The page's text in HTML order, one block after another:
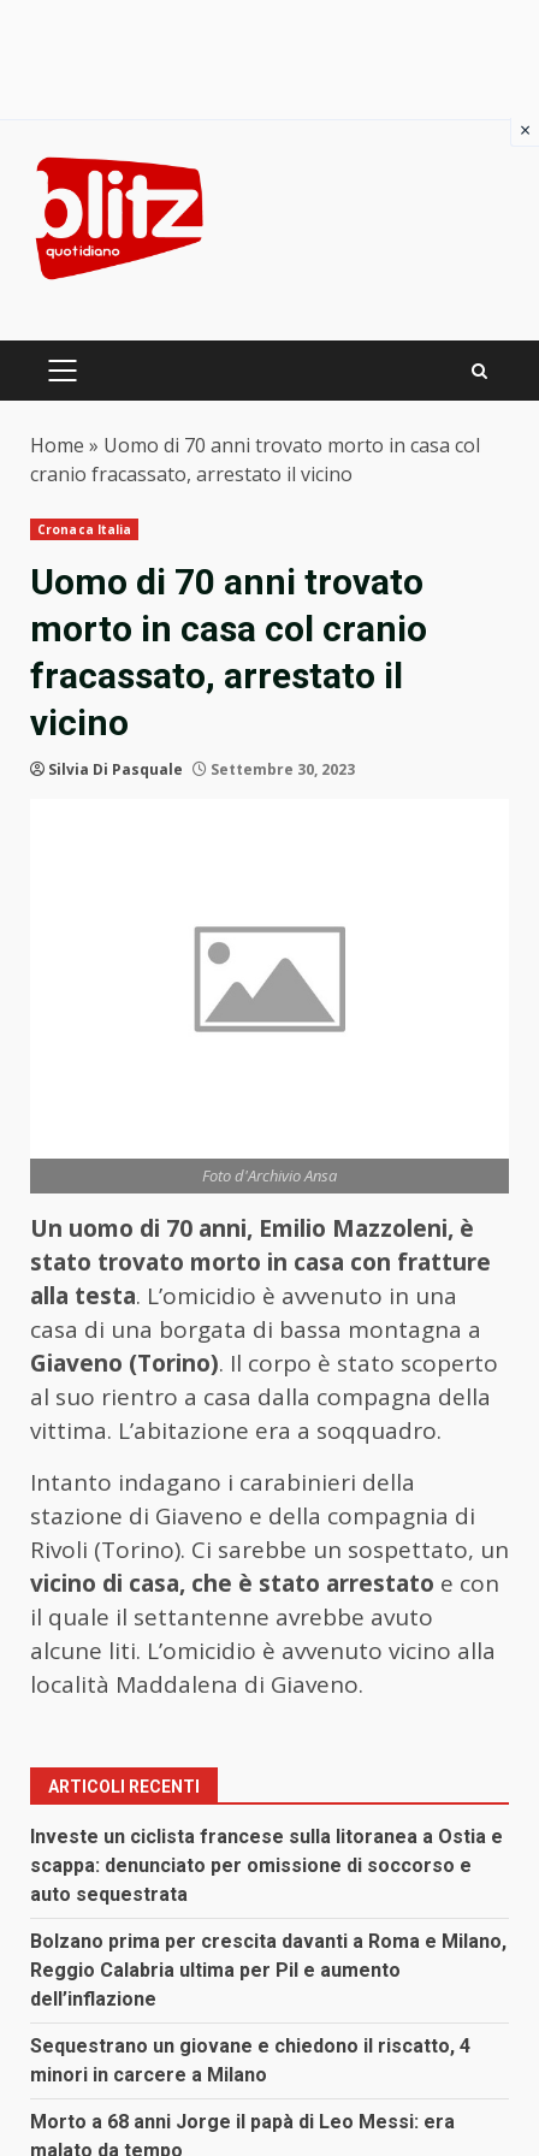
content
PRIMARY
Home » Uomo di 70 anni trovato morto in casa col
cranio fracassato, arrestato il vicino
Cronaca Italia
Uomo di 70 anni trovato
morto in casa col cranio
fracassato, arrestato il
vicino
Silvia Di Pasquale Settembre 30, 2023
Foto d'Archivio Ansa
Un uomo di 70 anni, Emilio Mazzoleni, è
stato trovato morto in casa con fratture
alla testa. L’omicidio è avvenuto in una
casa di una borgata di bassa montagna a
Giaveno (Torino). Il corpo è stato scoperto
al suo rientro a casa dalla compagna della
vittima. L’abitazione era a soqquadro.
Intanto indagano i carabinieri della
stazione di Giaveno e della compagnia di
Rivoli (Torino). Ci sarebbe un sospettato, un
vicino di casa, che è stato arrestato e con
il quale il settantenne avrebbe avuto
alcune liti. L’omicidio è avvenuto vicino alla
località Maddalena di Giaveno.
ARTICOLI RECENTI
Investe un ciclista francese sulla litoranea a Ostia e
scappa: denunciato per omissione di soccorso e
auto sequestrata
Bolzano prima per crescita davanti a Roma e Milano,
Reggio Calabria ultima per Pil e aumento
dell’inflazione
Sequestrano un giovane e chiedono il riscatto, 4
minori in carcere a Milano
Morto a 68 anni Jorge il papà di Leo Messi: era
malato da tempo
×